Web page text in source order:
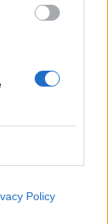
Policy
unos logs, igual
perdida de